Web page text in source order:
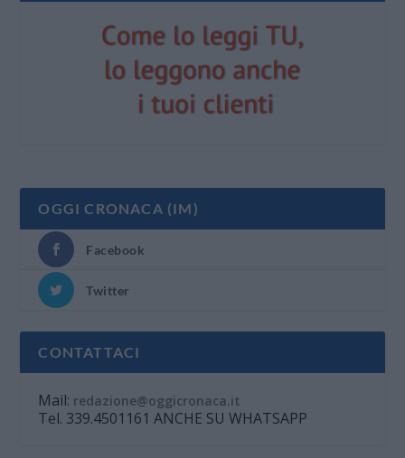
OGGI CRONACA (IM)
Facebook
Twitter
CONTATTACI
Mail: redazione@oggicronaca.it
Tel. 339.4501161 ANCHE SU WHATSAPP